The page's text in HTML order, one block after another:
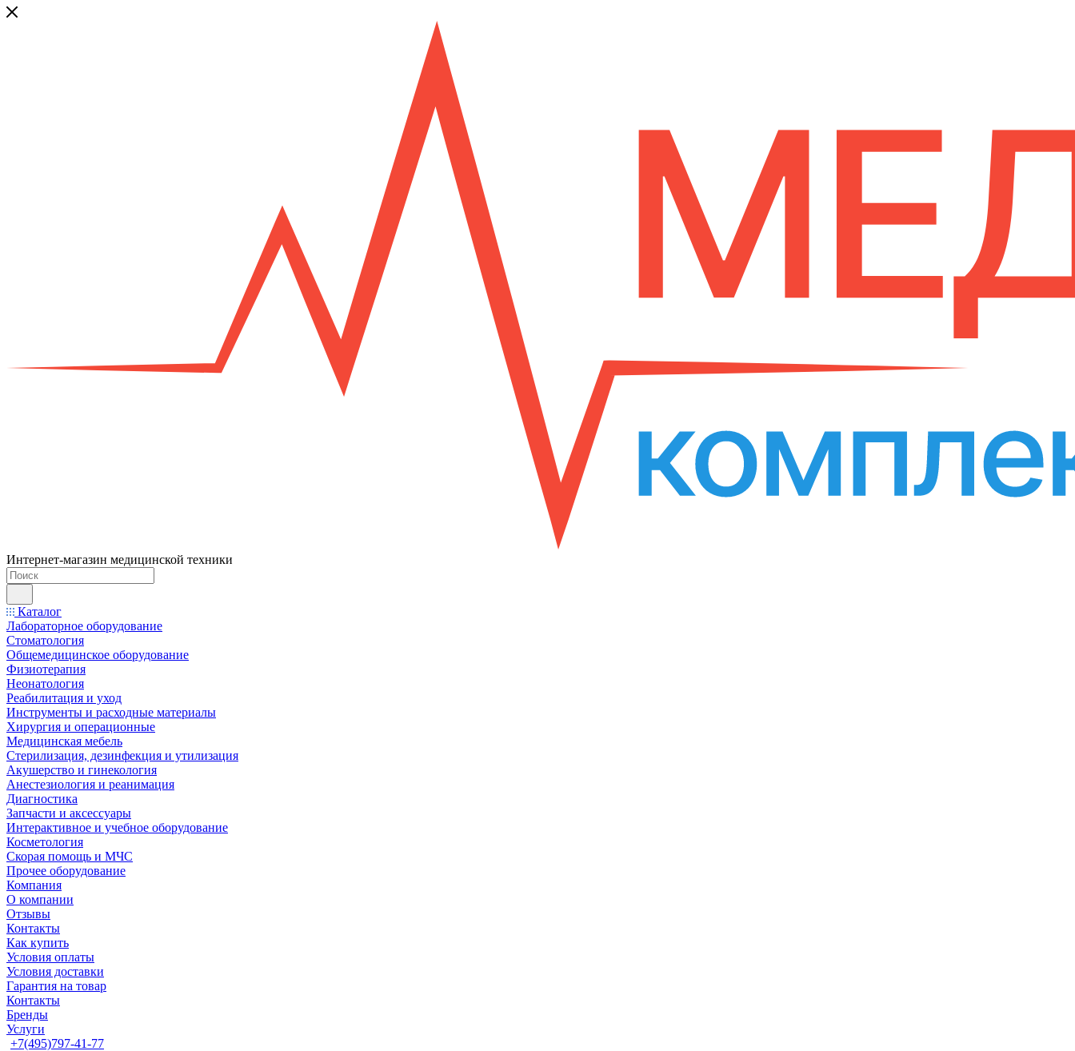
Интернет-магазин медицинской техники
Каталог
Лабораторное оборудование
Стоматология
Общемедицинское оборудование
Физиотерапия
Неонатология
Реабилитация и уход
Инструменты и расходные материалы
Хирургия и операционные
Медицинская мебель
Стерилизация, дезинфекция и утилизация
Акушерство и гинекология
Анестезиология и реанимация
Диагностика
Запчасти и аксессуары
Интерактивное и учебное оборудование
Косметология
Скорая помощь и МЧС
Прочее оборудование
Компания
О компании
Отзывы
Контакты
Как купить
Условия оплаты
Условия доставки
Гарантия на товар
Контакты
Бренды
Услуги
+7(495)797-41-77